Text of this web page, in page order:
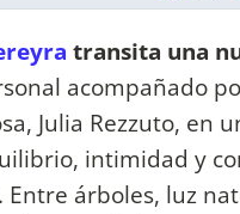
transita una
acompañado
Julia Rezzuto, en
intimidad y
Entre árboles, luz